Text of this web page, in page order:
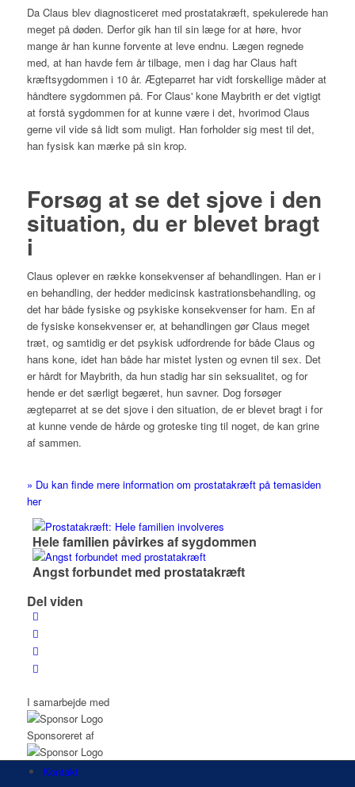
Da Claus blev diagnosticeret med prostatakræft, spekulerede han
meget på døden. Derfor gik han til sin læge for at høre, hvor
mange år han kunne forvente at leve endnu. Lægen regnede
med, at han havde fem år tilbage, men i dag har Claus haft
kræftsygdommen i 10 år. Ægteparret har vidt forskellige måder at
håndtere sygdommen på. For Claus' kone Maybrith er det vigtigt
at forstå sygdommen for at kunne være i det, hvorimod Claus
gerne vil vide så lidt som muligt. Han forholder sig mest til det,
han fysisk kan mærke på sin krop.
Forsøg at se det sjove i den
situation, du er blevet bragt
i
Claus oplever en række konsekvenser af behandlingen. Han er i
en behandling, der hedder medicinsk kastrationsbehandling, og
det har både fysiske og psykiske konsekvenser for ham. En af
de fysiske konsekvenser er, at behandlingen gør Claus meget
træt, og samtidig er det psykisk udfordrende for både Claus og
hans kone, idet han både har mistet lysten og evnen til sex. Det
er hårdt for Maybrith, da hun stadig har sin seksualitet, og for
hende er det særligt begæret, hun savner. Dog forsøger
ægteparret at se det sjove i den situation, de er blevet bragt i for
at kunne vende de hårde og groteske ting til noget, de kan grine
af sammen.
» Du kan finde mere information om prostatakræft på temasiden
her
Hele familien påvirkes af sygdommen
Angst forbundet med prostatakræft
Del viden
I samarbejde med
Sponsoreret af
Kontakt